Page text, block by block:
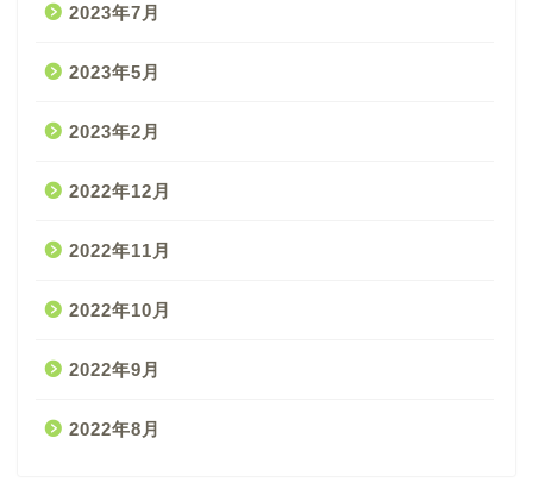
2023年7月
2023年5月
2023年2月
2022年12月
2022年11月
2022年10月
2022年9月
2022年8月